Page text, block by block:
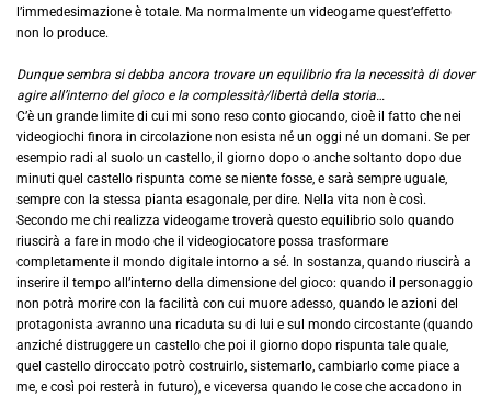
l’immedesimazione è totale. Ma normalmente un videogame quest’effetto
non lo produce.
Dunque sembra si debba ancora trovare un equilibrio fra la necessità di dover
agire all’interno del gioco e la complessità/libertà della storia…
C’è un grande limite di cui mi sono reso conto giocando, cioè il fatto che nei
videogiochi finora in circolazione non esista né un oggi né un domani. Se per
esempio radi al suolo un castello, il giorno dopo o anche soltanto dopo due
minuti quel castello rispunta come se niente fosse, e sarà sempre uguale,
sempre con la stessa pianta esagonale, per dire. Nella vita non è così.
Secondo me chi realizza videogame troverà questo equilibrio solo quando
riuscirà a fare in modo che il videogiocatore possa trasformare
completamente il mondo digitale intorno a sé. In sostanza, quando riuscirà a
inserire il tempo all’interno della dimensione del gioco: quando il personaggio
non potrà morire con la facilità con cui muore adesso, quando le azioni del
protagonista avranno una ricaduta su di lui e sul mondo circostante (quando
anziché distruggere un castello che poi il giorno dopo rispunta tale quale,
quel castello diroccato potrò costruirlo, sistemarlo, cambiarlo come piace a
me, e così poi resterà in futuro), e viceversa quando le cose che accadono in